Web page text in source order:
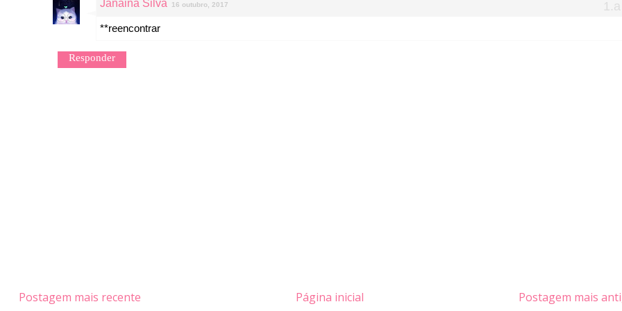
Janaina Silva 16 outubro, 2017
**reencontrar
Responder
Postagem mais recente Postagem mais
Página inicial